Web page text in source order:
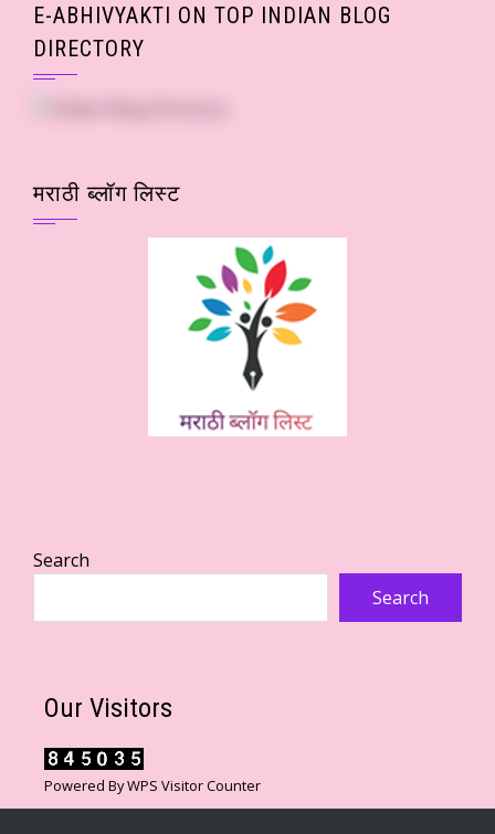
E-ABHIVYAKTI ON TOP INDIAN BLOG
DIRECTORY
मराठी ब्लॉग लिस्ट
Search
Search
Our Visitors
Powered ByWPS Visitor Counter